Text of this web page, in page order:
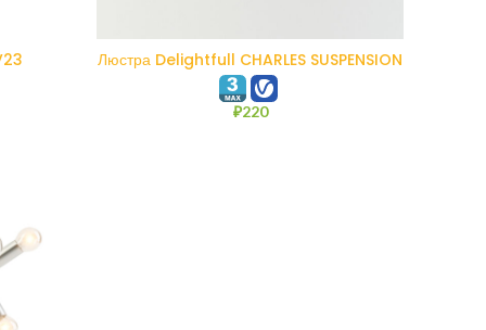
В КОРЗИНУ
Люстра Delightfull CHARLES SUSPENSION
₽220